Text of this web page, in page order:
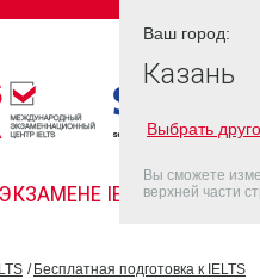
IELTS FAQ
Бесплатная подготовка к IELTS
Ваш город:
Казань
Выбрать
Вы сможете
верхней части